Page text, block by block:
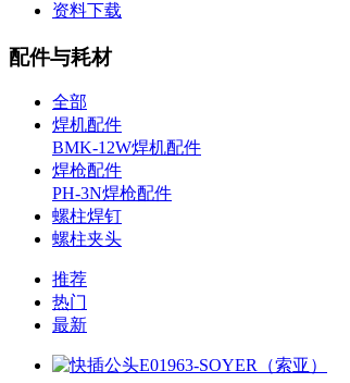
资料下载
配件与耗材
全部
焊机配件
BMK-12W焊机配件
焊枪配件
PH-3N焊枪配件
螺柱焊钉
螺柱夹头
推荐
热门
最新